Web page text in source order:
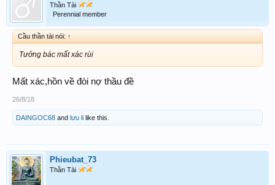
Thần Tài
Perennial member
Cầu thần tài nói: ↑
Tưởng bác mất xác rùi
Mất xác,hồn về đòi nợ thầu đề
26/8/18
DAINGOC68 and lưu li like this.
Phieubat_73
Thần Tài